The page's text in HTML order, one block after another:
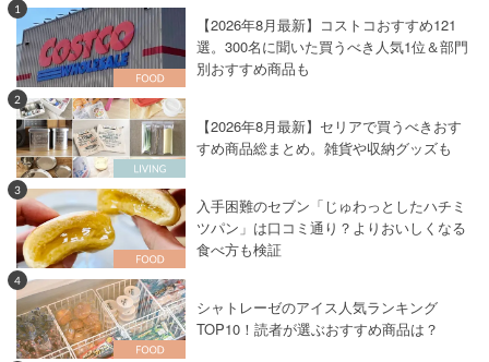
1
【2026年8月最新】コストコおすすめ121
選。300名に聞いた買うべき人気1位＆部門
別おすすめ商品も
2
【2026年8月最新】セリアで買うべきおす
すめ商品総まとめ。雑貨や収納グッズも
3
入手困難のセブン「じゅわっとしたハチミ
ツパン」は口コミ通り？よりおいしくなる
食べ方も検証
4
シャトレーゼのアイス人気ランキング
TOP10！読者が選ぶおすすめ商品は？